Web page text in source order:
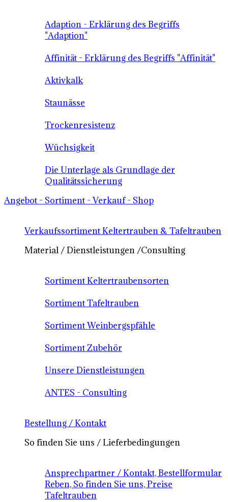
Adaption - Erklärung des Begriffs
"Adaption"
Affinität - Erklärung des Begriffs "Affinität"
Aktivkalk
Staunässe
Trockenresistenz
Wüchsigkeit
Die Unterlage als Grundlage der
Qualitätssicherung
Angebot - Sortiment - Verkauf - Shop
Verkaufssortiment Keltertrauben & Tafeltrauben
Material / Dienstleistungen /Consulting
Sortiment Keltertraubensorten
Sortiment Tafeltrauben
Sortiment Weinbergspfähle
Sortiment Zubehör
Unsere Dienstleistungen
ANTES - Consulting
Bestellung / Kontakt
So finden Sie uns / Lieferbedingungen
Ansprechpartner / Kontakt, Bestellformular
Reben, So finden Sie uns, Preise
Tafeltrauben